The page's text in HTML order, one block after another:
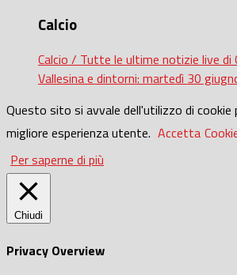
Calcio
Calcio / Tutte le ultime notizie live di
Vallesina e dintorni: martedì 30
Questo sito si avvale dell'utilizzo di
migliore esperienza utente. Accetta
Per saperne di più
Chiudi
Privacy Overview